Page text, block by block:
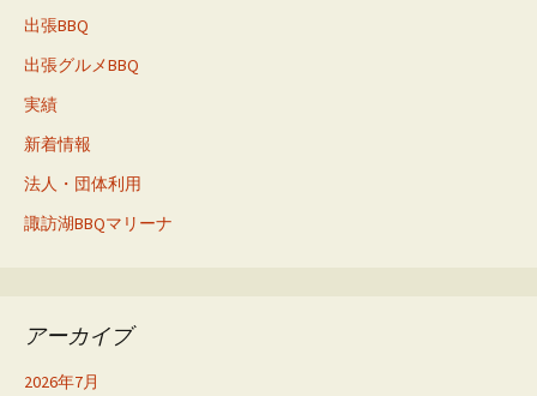
出張BBQ
出張グルメBBQ
実績
新着情報
法人・団体利用
諏訪湖BBQマリーナ
アーカイブ
2026年7月